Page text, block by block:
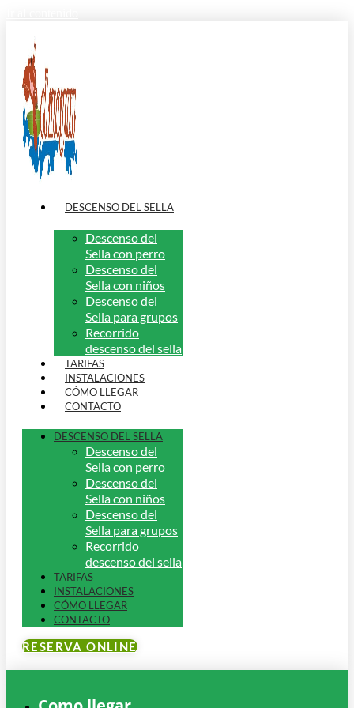
DESCENSO DEL SELLA
Descenso del
Sella con perro
Descenso del
Sella con niños
Descenso del
Sella para grupos
Recorrido
descenso del sella
TARIFAS
INSTALACIONES
CÓMO LLEGAR
CONTACTO
DESCENSO DEL SELLA
Descenso del
Sella con perro
Descenso del
Sella con niños
Descenso del
Sella para grupos
Recorrido
descenso del sella
TARIFAS
INSTALACIONES
CÓMO LLEGAR
CONTACTO
RESERVA ONLINE